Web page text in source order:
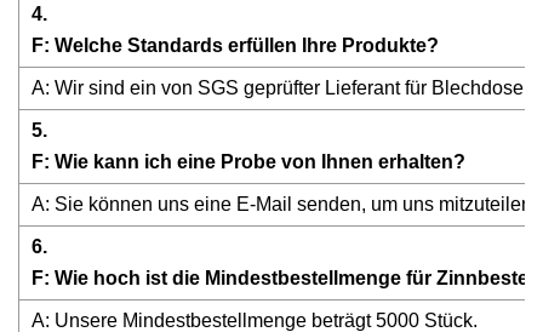
4.
F: Welche Standards erfüllen Ihre Produkte?
A: Wir sind ein von SGS geprüfter Lieferant für
5.
F: Wie kann ich eine Probe von Ihnen erhalten?
A: Sie können uns eine E-Mail senden, um uns
6.
F: Wie hoch ist die Mindestbestellmenge für
A: Unsere Mindestbestellmenge beträgt 5000 Stück.